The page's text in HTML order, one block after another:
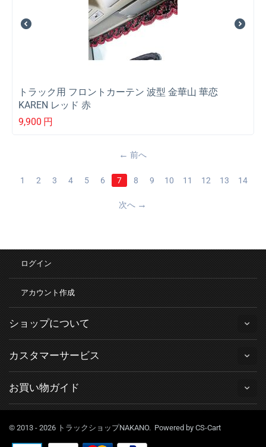
トラック用 フロントカーテン 波型 金華山 華恋
KAREN レッド 赤
9,900 円
前へ
1 2 3 4 5 6 7 8 9 10 11 12 13 14
次へ
ログイン
アカウント作成
ショップについて
カスタマーサービス
お買い物ガイド
© 2013 - 2026 トラックショップNAKANO. Powered by CS-Cart